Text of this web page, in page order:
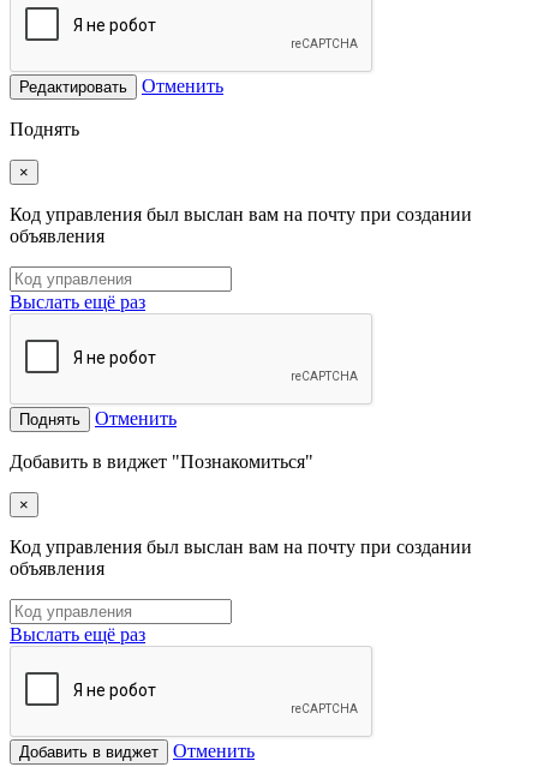
Редактировать Отменить
Поднять
×
Код управления был выслан вам на почту при создании
объявления
Выслать ещё раз
Поднять Отменить
Добавить в виджет "Познакомиться"
×
Код управления был выслан вам на почту при создании
объявления
Выслать ещё раз
Добавить в виджет Отменить